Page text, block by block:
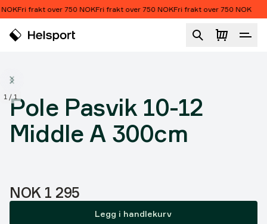
Hopp til innhold
Fri frakt over 750 NOKFri frakt over 750 NOKFri frakt over 750 NOK
1 /1
Pole Pasvik 10-12
Middle A 300cm
Pris:
NOK 1 295
Legg i handlekurv